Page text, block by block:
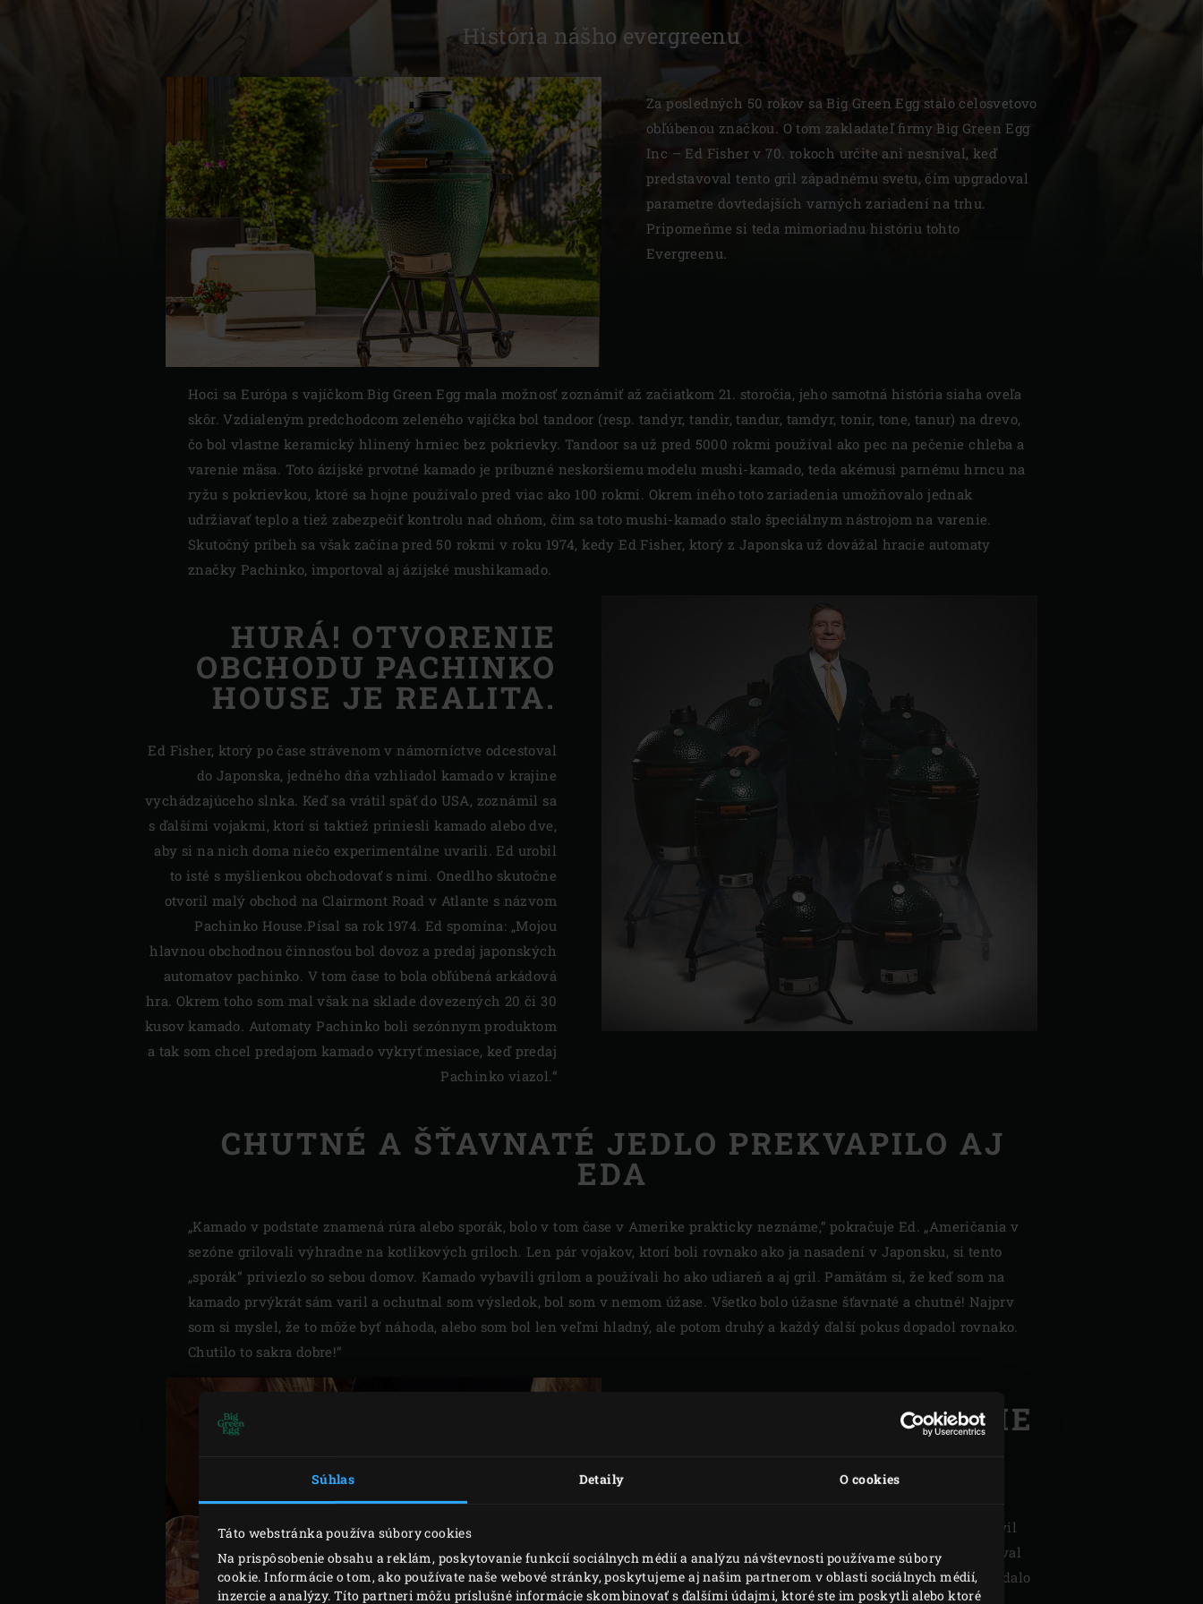
Súhlas Detaily O cookies
Táto webstránka používa súbory cookies
Na prispôsobenie obsahu a reklám, poskytovanie funkcií sociálnych médií a analýzu návštevnosti používame súbory
cookie. Informácie o tom, ako používate naše webové stránky, poskytujeme aj našim partnerom v oblasti sociálnych médií,
inzercie a analýzy. Títo partneri môžu príslušné informácie skombinovať s ďalšími údajmi, ktoré ste im poskytli alebo ktoré
Finland | Suomi
France | France
Germany | Deutschland
Greece | Ελλάδα
Hungary | Magyarország
Slovenia | Slovenija
Spain | España
Sweden | Sverige
Switzerland (French) | Schweiz (Français)
Switzerland | Schweiz
Turkey | Türkiye
História nášho evergreenu
Za posledných 50 rokov sa Big Green Egg stalo celosvetovo
obľúbenou značkou. O tom zakladateľ firmy Big Green Egg
Inc – Ed Fisher v 70. rokoch určite ani nesníval, keď
predstavoval tento gril západnému svetu, čím upgradoval
parametre dovtedajších varných zariadení na trhu.
Pripomeňme si teda mimoriadnu históriu tohto
Evergreenu.
Hoci sa Európa s vajíčkom Big Green Egg mala možnosť zoznámiť až začiatkom 21. storočia, jeho samotná história siaha oveľa
skôr. Vzdialeným predchodcom zeleného vajíčka bol tandoor (resp. tandyr, tandir, tandur, tamdyr, tonir, tone, tanur) na drevo,
čo bol vlastne keramický hlinený hrniec bez pokrievky. Tandoor sa už pred 5000 rokmi používal ako pec na pečenie chleba a
varenie mäsa. Toto ázijské prvotné kamado je príbuzné neskoršiemu modelu mushi-kamado, teda akémusi parnému hrncu na
ryžu s pokrievkou, ktoré sa hojne používalo pred viac ako 100 rokmi. Okrem iného toto zariadenia umožňovalo jednak
udržiavať teplo a tiež zabezpečiť kontrolu nad ohňom, čím sa toto mushi-kamado stalo špeciálnym nástrojom na varenie.
Skutočný príbeh sa však začína pred 50 rokmi v roku 1974, kedy Ed Fisher, ktorý z Japonska už dovážal hracie automaty
značky Pachinko, importoval aj ázijské mushikamado.
HURÁ! OTVORENIE
OBCHODU PACHINKO
HOUSE JE REALITA.
Ed Fisher, ktorý po čase strávenom v námorníctve odcestoval
do Japonska, jedného dňa vzhliadol kamado v krajine
vychádzajúceho slnka. Keď sa vrátil späť do USA, zoznámil sa
s ďalšími vojakmi, ktorí si taktiež priniesli kamado alebo dve,
aby si na nich doma niečo experimentálne uvarili. Ed urobil
to isté s myšlienkou obchodovať s nimi. Onedlho skutočne
otvoril malý obchod na Clairmont Road v Atlante s názvom
Pachinko House.Písal sa rok 1974. Ed spomína: „Mojou
hlavnou obchodnou činnosťou bol dovoz a predaj japonských
automatov pachinko. V tom čase to bola obľúbená arkádová
hra. Okrem toho som mal však na sklade dovezených 20 či 30
kusov kamado. Automaty Pachinko boli sezónnym produktom
a tak som chcel predajom kamado vykryť mesiace, keď predaj
Pachinko viazol.“
CHUTNÉ A ŠŤAVNATÉ JEDLO PREKVAPILO AJ
EDA
„Kamado v podstate znamená rúra alebo sporák, bolo v tom čase v Amerike prakticky neznáme,“ pokračuje Ed. „Američania v
sezóne grilovali výhradne na kotlíkových griloch. Len pár vojakov, ktorí boli rovnako ako ja nasadení v Japonsku, si tento
„sporák” priviezlo so sebou domov. Kamado vybavili grilom a používali ho ako udiareň a aj gril. Pamätám si, že keď som na
kamado prvýkrát sám varil a ochutnal som výsledok, bol som v nemom úžase. Všetko bolo úžasne šťavnaté a chutné! Najprv
som si myslel, že to môže byť náhoda, alebo som bol len veľmi hladný, ale potom druhý a každý ďalší pokus dopadol rovnako.
Chutilo to sakra dobre!“
EDOVE PRVÉ KURACIE
okoloidúcich, ponúkol im okrem kamado, ktoré vystavil
pred obchod aj výsledok svojho kulinárstva. Pripravoval
chutnučné a šťavnaté kuracie krídelká, ktorými sa nedalo